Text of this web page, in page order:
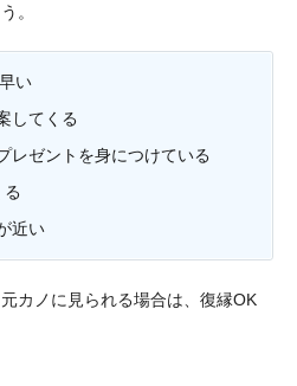
。
い
してくる
レゼントを身につけている
る
近い
カノに見られる場合は、復縁OK